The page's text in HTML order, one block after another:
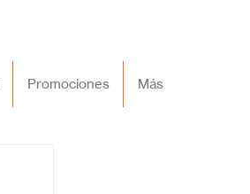
Promociones Más